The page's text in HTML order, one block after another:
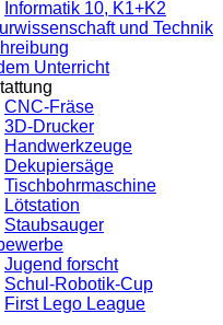
Informatik 10, K1+K2
und Technik
Unterricht
CNC-Fräse
3D-Drucker
Handwerkzeuge
Dekupiersäge
Tischbohrmaschine
Lötstation
Staubsauger
Jugend forscht
Schul-Robotik-Cup
First Lego League